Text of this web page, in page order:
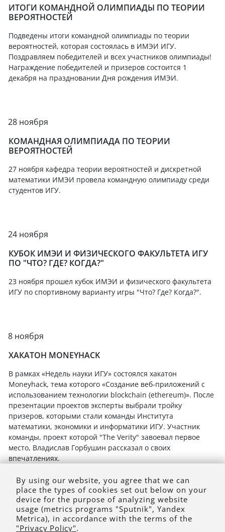
ИТОГИ КОМАНДНОЙ ОЛИМПИАДЫ ПО ТЕОРИИ
ВЕРОЯТНОСТЕЙ
Подведены итоги командной олимпиады по теории
вероятностей, которая состоялась в ИМЭИ ИГУ.
Поздравляем победителей и всех участников олимпиады!
Награждение победителей и призеров состоится 1
декабря на праздновании Дня рождения ИМЭИ.
28 ноября
КОМАНДНАЯ ОЛИМПИАДА ПО ТЕОРИИ
ВЕРОЯТНОСТЕЙ
27 ноября кафедра теории вероятностей и дискретной
математики ИМЭИ провела командную олимпиаду среди
студентов ИГУ.
24 ноября
КУБОК ИМЭИ И ФИЗИЧЕСКОГО ФАКУЛЬТЕТА ИГУ
ПО "ЧТО? ГДЕ? КОГДА?"
23 ноября прошел кубок ИМЭИ и физического факультета
ИГУ по спортивному варианту игры "Что? Где? Когда?".
8 ноября
ХАКАТОН MONEYHACK
В рамках «Недель науки ИГУ» состоялся хакатон
Moneyhack, тема которого «Создание веб-приложений с
использованием технологии blockchain (ethereum)». После
презентации проектов эксперты выбрали тройку
призеров, которыми стали команды Института
математики, экономики и информатики ИГУ. Участник
команды, проект которой "The Verity" завоевал первое
место, Владислав Горбушин рассказал о своих
впечатлениях.
By using our website, you agree that we can
place the types of cookies set out below on your
device for the purpose of analyzing website
usage (metrics programs "Sputnik", Yandex
Metrica), in accordance with the terms of the
"Privacy Policy".